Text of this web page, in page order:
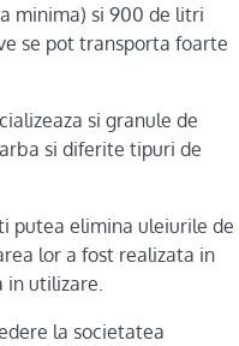
minima) si 900 de litri
se pot transporta foarte
si granule de
si diferite tipuri de
putea elimina uleiurile de
lor a fost realizata in
in utilizare.
la societatea